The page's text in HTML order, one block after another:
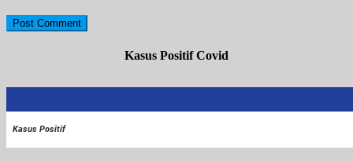
Kasus Positif Covid